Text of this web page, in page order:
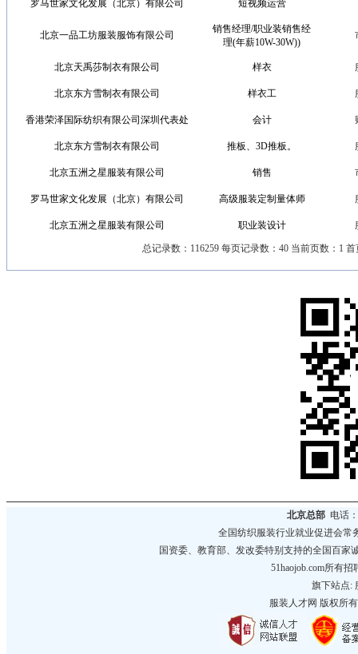
罗马世家文化发展（北京）有限公司 短视频运营
北京一品工坊服装服饰有限公司
销售经理/职业装销售经
理(年薪10W-30W))
北京天禹莎制衣有限公司 样衣
北京东方雪制衣有限公司 样衣工
香港荣泽国际纺织有限公司深圳代表处 会计
北京东方雪制衣有限公司 推板、3D推板。
北京五洲之星服装有限公司 销售
罗马世家文化发展（北京）有限公司 高级服装定制量体师
北京五洲之星服装有限公司 职业装设计
总记录数：116259 每页记录数：40 当前页数：1
北京总部 电话
全国纺织服装行业就业促进会常
国资委、教育部、发改委特别支持的全国百
51haojob.com所有
旗下站点:
服装人才网 版权所